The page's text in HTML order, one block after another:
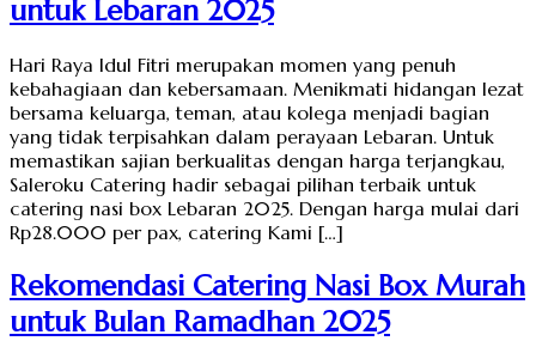
untuk Lebaran 2025
Hari Raya Idul Fitri merupakan momen yang penuh
kebahagiaan dan kebersamaan. Menikmati hidangan lezat
bersama keluarga, teman, atau kolega menjadi bagian
yang tidak terpisahkan dalam perayaan Lebaran. Untuk
memastikan sajian berkualitas dengan harga terjangkau,
Saleroku Catering hadir sebagai pilihan terbaik untuk
catering nasi box Lebaran 2025. Dengan harga mulai dari
Rp28.000 per pax, catering Kami […]
Rekomendasi Catering Nasi Box Murah
untuk Bulan Ramadhan 2025